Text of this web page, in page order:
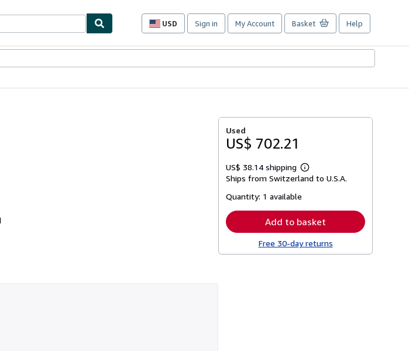
USD
Site
preferences
Sign in My Account Basket Help
Used
US$ 702.21
US$ 38.14 shipping
Learn
more
Ships from Switzerland to U.S.A.
Quantity: 1 available
Add to basket
Free 30-day returns